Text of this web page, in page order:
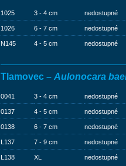
1025 3 - 4 cm nedostupné
1026 6 - 7 cm nedostupné
N145 4 - 5 cm nedostupné
Tlamovec – Aulonocara
0041 3 - 4 cm nedostupné
0137 4 - 5 cm nedostupné
0138 6 - 7 cm nedostupné
L137 7 - 9 cm nedostupné
L138 XL nedostupné